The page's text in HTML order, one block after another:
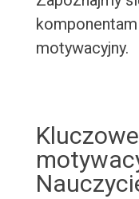
motywacyjny.